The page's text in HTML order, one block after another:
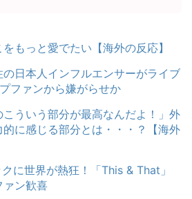
をもっと愛でたい【海外の反応】
日本人インフルエンサーがライブ
ファンから嫌がらせか
ういう部分が最高なんだよ！」外
に感じる部分とは・・・？【海外
に世界が熱狂！「This & That」
ァン歓喜